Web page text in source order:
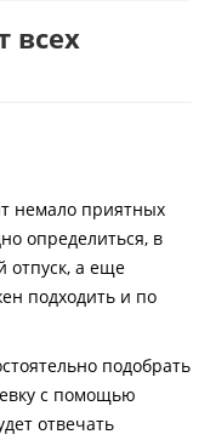
всех
немало приятных
определиться, в
отпуск, а еще
подходить и по
подобрать
с помощью
отвечать